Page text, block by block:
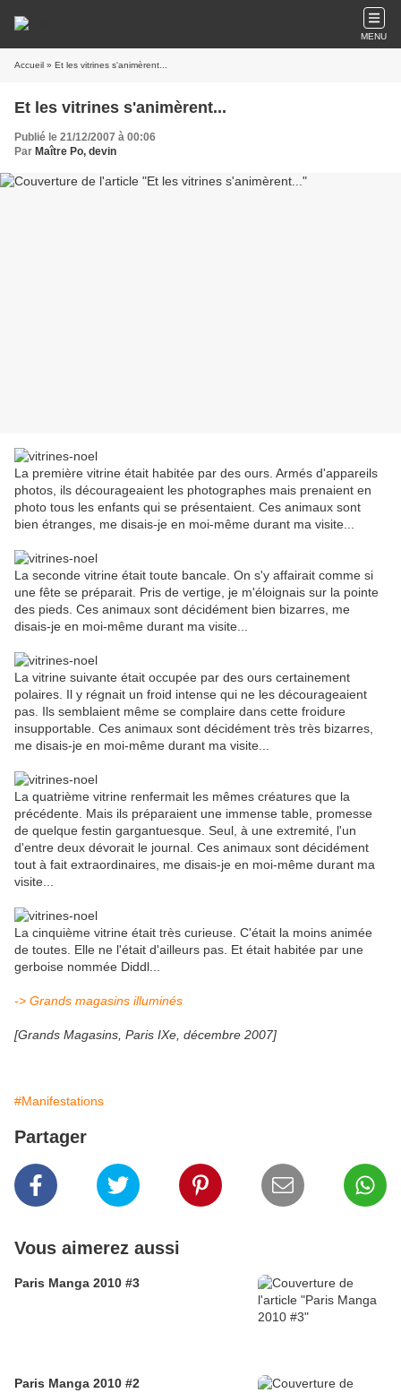
MENU
Accueil » Et les vitrines s'animèrent...
Et les vitrines s'animèrent...
Publié le 21/12/2007 à 00:06
Par Maître Po, devin
La première vitrine était habitée par des ours. Armés d'appareils
photos, ils décourageaient les photographes mais prenaient en
photo tous les enfants qui se présentaient. Ces animaux sont
bien étranges, me disais-je en moi-même durant ma visite...
La seconde vitrine était toute bancale. On s'y affairait comme si
une fête se préparait. Pris de vertige, je m'éloignais sur la pointe
des pieds. Ces animaux sont décidément bien bizarres, me
disais-je en moi-même durant ma visite...
La vitrine suivante était occupée par des ours certainement
polaires. Il y régnait un froid intense qui ne les décourageaient
pas. Ils semblaient même se complaire dans cette froidure
insupportable. Ces animaux sont décidément très très bizarres,
me disais-je en moi-même durant ma visite...
La quatrième vitrine renfermait les mêmes créatures que la
précédente. Mais ils préparaient une immense table, promesse
de quelque festin gargantuesque. Seul, à une extremité, l'un
d'entre deux dévorait le journal. Ces animaux sont décidément
tout à fait extraordinaires, me disais-je en moi-même durant ma
visite...
La cinquième vitrine était très curieuse. C'était la moins animée
de toutes. Elle ne l'était d'ailleurs pas. Et était habitée par une
gerboise nommée Diddl...
-> Grands magasins illuminés
[Grands Magasins, Paris IXe, décembre 2007]
#Manifestations
Partager
Vous aimerez aussi
Paris Manga 2010 #3
Paris Manga 2010 #2